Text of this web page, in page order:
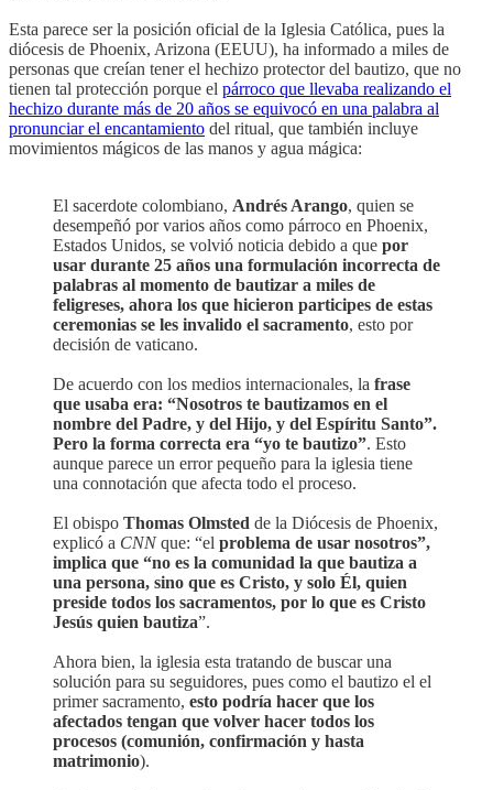
Esta parece ser la posición oficial de la Iglesia Católica, pues la
diócesis de Phoenix, Arizona (EEUU), ha informado a miles de
personas que creían tener el hechizo protector del bautizo, que no
tienen tal protección porque el párroco que llevaba realizando el
hechizo durante más de 20 años se equivocó en una palabra al
pronunciar el encantamiento del ritual, que también incluye
movimientos mágicos de las manos y agua mágica:
El sacerdote colombiano, Andrés Arango, quien se
desempeñó por varios años como párroco en Phoenix,
Estados Unidos, se volvió noticia debido a que por
usar durante 25 años una formulación incorrecta de
palabras al momento de bautizar a miles de
feligreses, ahora los que hicieron participes de estas
ceremonias se les invalido el sacramento, esto por
decisión de vaticano.
De acuerdo con los medios internacionales, la frase
que usaba era: “Nosotros te bautizamos en el
nombre del Padre, y del Hijo, y del Espíritu Santo”.
Pero la forma correcta era “yo te bautizo”. Esto
aunque parece un error pequeño para la iglesia tiene
una connotación que afecta todo el proceso.
El obispo Thomas Olmsted de la Diócesis de Phoenix,
explicó a CNNque: “el problema de usar nosotros”,
implica que “no es la comunidad la que bautiza a
una persona, sino que es Cristo, y solo Él, quien
preside todos los sacramentos, por lo que es Cristo
Jesús quien bautiza”.
Ahora bien, la iglesia esta tratando de buscar una
solución para su seguidores, pues como el bautizo el el
primer sacramento, esto podría hacer que los
afectados tengan que volver hacer todos los
procesos (comunión, confirmación y hasta
matrimonio).